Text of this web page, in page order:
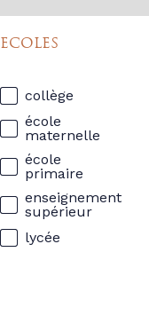
ECOLES
collège
école
maternelle
école
primaire
enseignement
supérieur
lycée